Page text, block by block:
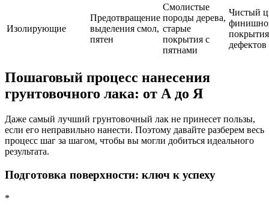
Изолирующие
Предотвращение
выделения смол,
пятен
Смолистые
породы дерева,
старые
покрытия с
пятнами
Чистый
дефектов
Пошаговый процесс нанесения
грунтовочного лака: от А до Я
Даже самый лучший грунтовочный лак не принесет пользы,
если его неправильно нанести. Поэтому давайте разберем весь
процесс шаг за шагом, чтобы вы могли добиться идеального
результата.
Подготовка поверхности: ключ к успеху
*